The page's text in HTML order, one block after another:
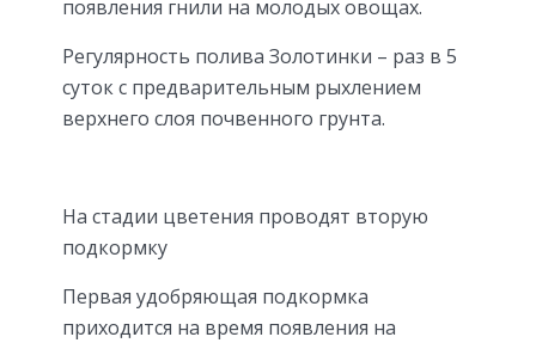
появления гнили на молодых овощах.
Регулярность полива Золотинки – раз в 5
суток с предварительным рыхлением
верхнего слоя почвенного грунта.
На стадии цветения проводят вторую
подкормку
Первая удобряющая подкормка
приходится на время появления на